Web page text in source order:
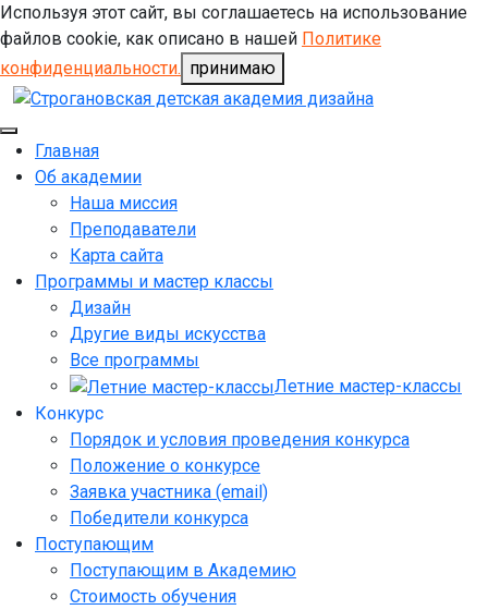
Используя этот сайт, вы соглашаетесь на использование
файлов cookie, как описано в нашей Политике
конфиденциальности. принимаю
Главная
Об академии
Наша миссия
Преподаватели
Карта сайта
Программы и мастер классы
Дизайн
Другие виды искусства
Все программы
Летние мастер-классы
Конкурс
Порядок и условия проведения конкурса
Положение о конкурсе
Заявка участника (email)
Победители конкурса
Поступающим
Поступающим в Академию
Стоимость обучения